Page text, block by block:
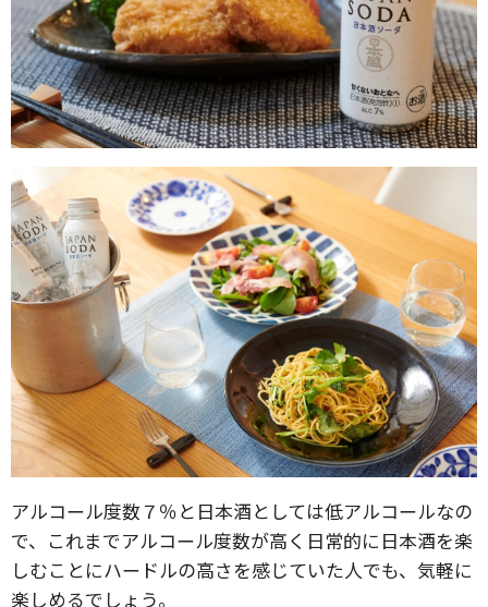
アルコール度数７％と日本酒としては低アルコールなの
で、これまでアルコール度数が高く日常的に日本酒を楽
しむことにハードルの高さを感じていた人でも、気軽に
楽しめるでしょう。